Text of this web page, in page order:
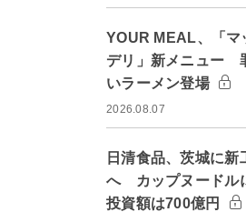
YOUR MEAL、「マ
デリ」新メニュー
いラーメン登場
2026.08.07
日清食品、茨城に新
へ カップヌードル
投資額は700億円